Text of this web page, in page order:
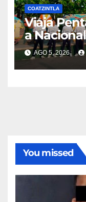
COATZINTLA
Viaja
a Nacional
AGO 5, 2026
You missed